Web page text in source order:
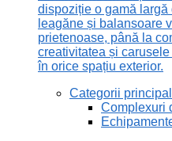
dispoziție o gamă
leagăne și balansoare
prietenoase, până la
creativitatea și
în orice spațiu exterior.
Categorii
Complexuri